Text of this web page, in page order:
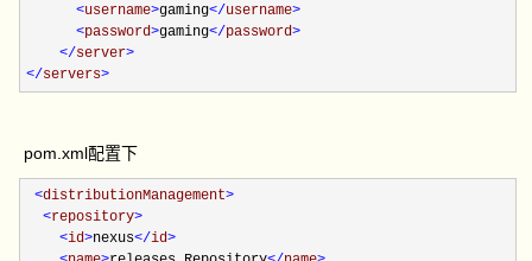
<username>gaming</username>
<password>gaming</password>
</server>
</servers>
pom.xml配置下
<distributionManagement>
<repository>
<id>nexus</id>